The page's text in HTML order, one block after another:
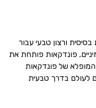
ורצון טבעי עבור
פונדקאות פותחת את
של פונדקאות
לעולם בדרך טבעית